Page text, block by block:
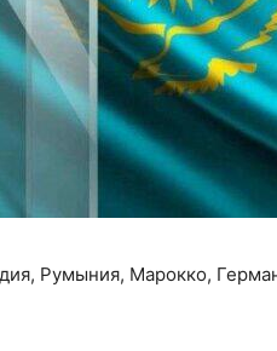
Румыния, Марокко,